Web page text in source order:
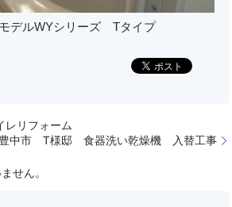
デルWYシリーズ Tタイプ
リフォーム
豊中市 T様邸 食器洗い乾燥機 入替工事
せん。